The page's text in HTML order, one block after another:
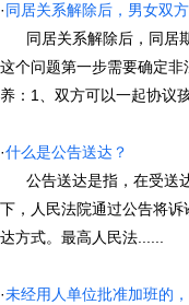
·同居关系解除后，男女双
同居关系解除后，同居
这个问题第一步需要确定
养：1、双方可以一起协议
·什么是公告送达？
公告送达是指，在受送
下，人民法院通过公告将
达方式。最高人民法......
·未经用人单位批准加班的